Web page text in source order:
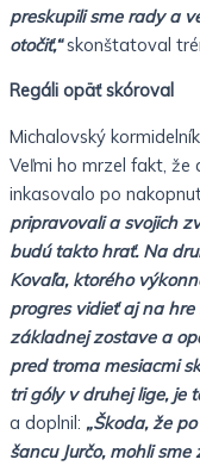
preskupili sme rady a
otočiť,“skonštatoval
Regáli opäť skóroval
Michalovský
Veľmi ho mrzel fakt,
inkasovalo po
pripravovali a svojich
budú takto hrať. Na
Kovaľa, ktorého
progres vidieť aj na
základnej zostave a
pred troma mesiacmi
tri góly v druhej lige, je
a doplnil: „Škoda, že
šancu Jurčo, mohli